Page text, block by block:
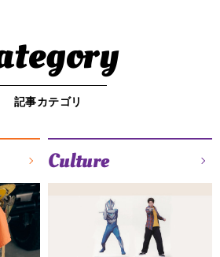
記事カテゴリ
Culture